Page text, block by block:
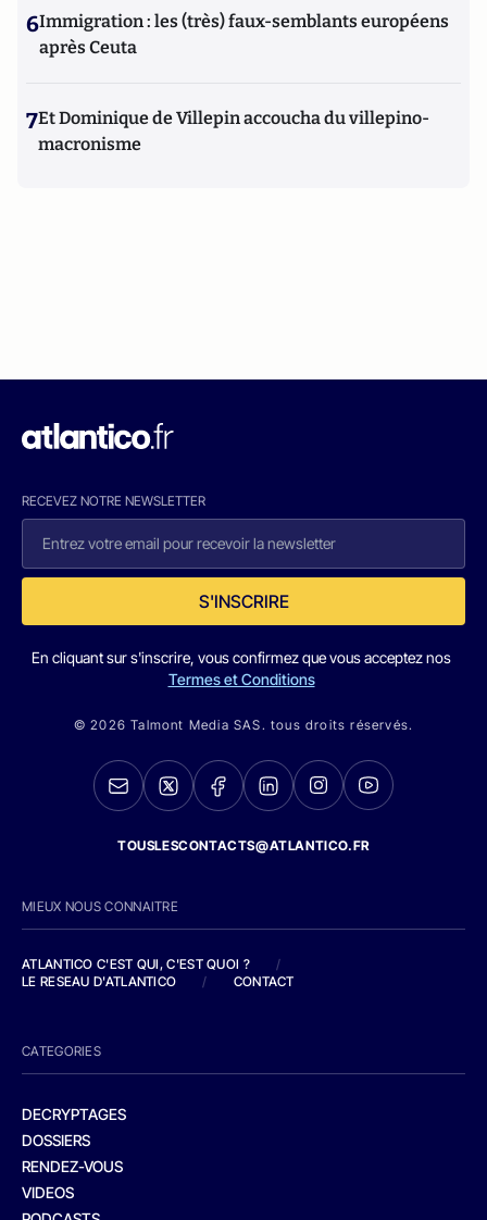
6Immigration : les (très) faux-semblants européens
après Ceuta
7Et Dominique de Villepin accoucha du villepino-
macronisme
RECEVEZ NOTRE NEWSLETTER
S'INSCRIRE
En cliquant sur s'inscrire, vous confirmez que vous acceptez nos
Termes et Conditions
© 2026 Talmont Media SAS. tous droits réservés.
TOUSLESCONTACTS@ATLANTICO.FR
MIEUX NOUS CONNAITRE
ATLANTICO C'EST QUI, C'EST QUOI ?
/
LE RESEAU D'ATLANTICO
/ CONTACT
CATEGORIES
DECRYPTAGES
DOSSIERS
RENDEZ-VOUS
VIDEOS